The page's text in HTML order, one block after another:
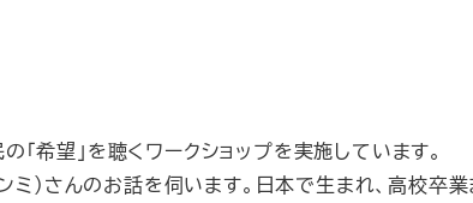
希望」を聴くワークショップを実施しています。
ミ）さんのお話を伺います。日本で生まれ、高校